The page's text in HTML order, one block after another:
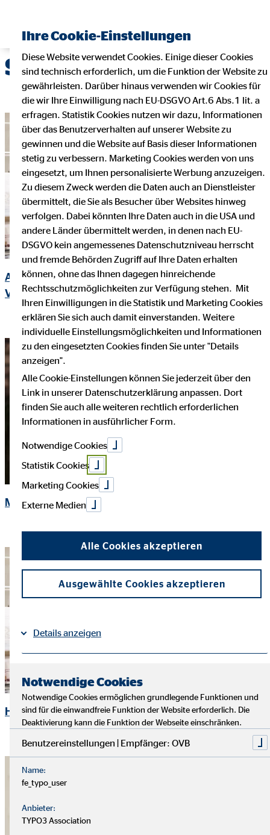
Stellenangebote
Ausbildung zur/ zum Kauffrau/ -mann für
Versicherung und Finanzen
Mitarbeiter/in - Baufinanzierung
Halbjahres oder Jahrespraktikanten
Ihre Cookie-Einstellungen
Diese Website verwendet Cookies. Einige dieser Cookies
sind technisch erforderlich, um die Funktion der Website zu
gewährleisten. Darüber hinaus verwenden wir Cookies für
die wir Ihre Einwilligung nach EU-DSGVO Art.6 Abs.1 lit. a
erfragen. Statistik Cookies nutzen wir dazu, Informationen
über das Benutzerverhalten auf unserer Website zu
gewinnen und die Website auf Basis dieser Informationen
stetig zu verbessern. Marketing Cookies werden von uns
eingesetzt, um Ihnen personalisierte Werbung anzuzeigen.
Zu diesem Zweck werden die Daten auch an Dienstleister
übermittelt, die Sie als Besucher über Websites hinweg
verfolgen. Dabei könnten Ihre Daten auch in die USA und
andere Länder übermittelt werden, in denen nach EU-
DSGVO kein angemessenes Datenschutzniveau herrscht
und fremde Behörden Zugriff auf Ihre Daten erhalten
können, ohne das Ihnen dagegen hinreichende
Rechtsschutzmöglichkeiten zur Verfügung stehen. Mit
Ihren Einwilligungen in die Statistik und Marketing Cookies
erklären Sie sich auch damit einverstanden. Weitere
individuelle Einstellungsmöglichkeiten und Informationen
zu den eingesetzten Cookies finden Sie unter "Details
anzeigen".
Alle Cookie-Einstellungen können Sie jederzeit über den
Link in unserer Datenschutzerklärung anpassen. Dort
finden Sie auch alle weiteren rechtlich erforderlichen
Informationen in ausführlicher Form.
Notwendige Cookies
Statistik Cookies
Marketing Cookies
Externe Medien
Alle Cookies akzeptieren
Ausgewählte Cookies akzeptieren
Details anzeigen
Notwendige Cookies
Notwendige Cookies ermöglichen grundlegende Funktionen und
sind für die einwandfreie Funktion der Website erforderlich. Die
Deaktivierung kann die Funktion der Webseite einschränken.
Benutzereinstellungen | Empfänger: OVB
Name:
fe_typo_user
Anbieter:
TYPO3 Association